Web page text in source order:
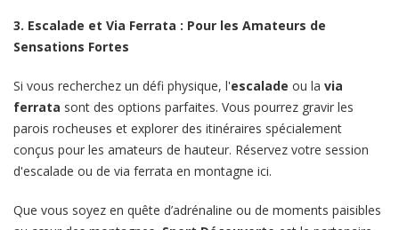
3. Escalade et Via Ferrata : Pour les Amateurs de
Sensations Fortes
Si vous recherchez un défi physique, l'escalade ou la via
ferrata sont des options parfaites. Vous pourrez gravir les
parois rocheuses et explorer des itinéraires spécialement
conçus pour les amateurs de hauteur. Réservez votre session
d'escalade ou de via ferrata en montagne ici.
Que vous soyez en quête d’adrénaline ou de moments paisibles